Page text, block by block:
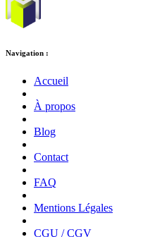
Navigation :
Accueil
À propos
Blog
Contact
FAQ
Mentions Légales
CGU / CGV